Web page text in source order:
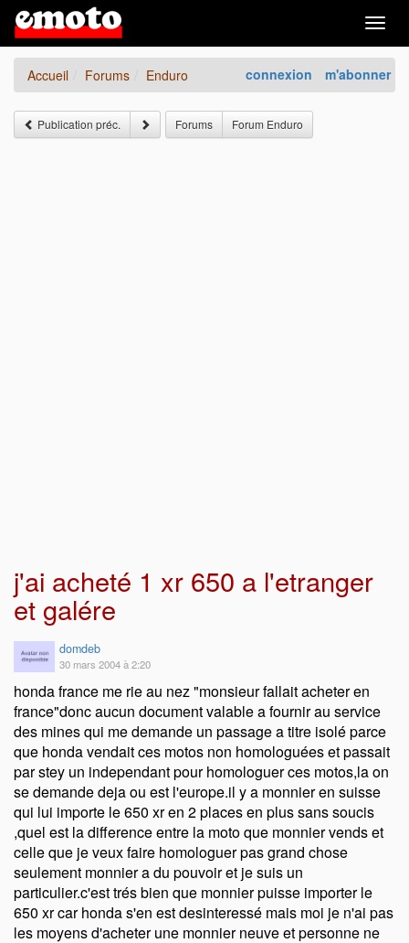
connexion m'abonner
Accueil Forums Enduro
Publication préc. Forums Forum Enduro
j'ai acheté 1 xr 650 a l'etranger
et galére
domdeb
30 mars 2004 à 2:20
honda france me rie au nez "monsieur fallait acheter en
france"donc aucun document valable a fournir au service
des mines qui me demande un passage a titre isolé parce
que honda vendait ces motos non homologuées et passait
par stey un independant pour homologuer ces motos,la on
se demande deja ou est l'europe.il y a monnier en suisse
qui lui importe le 650 xr en 2 places en plus sans soucis
,quel est la difference entre la moto que monnier vends et
celle que je veux faire homologuer pas grand chose
seulement monnier a du pouvoir et je suis un
particulier.c'est trés bien que monnier puisse importer le
650 xr car honda s'en est desinteressé mais moi je n'ai pas
les moyens d'acheter une monnier neuve et personne ne